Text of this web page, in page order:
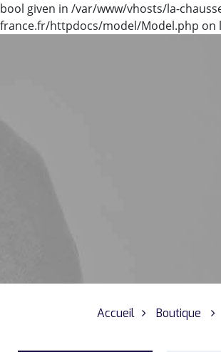
bool given in /var/www/vhosts/la-
france.fr/httpdocs/model/Model.php on
Accueil Boutique